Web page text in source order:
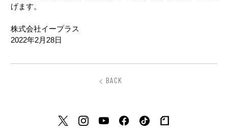
げます。
株式会社イープラス
2022年2月28日
BACK